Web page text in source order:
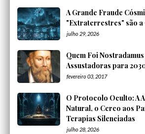
A Grande Fraude
"Extraterrestres" são a
julho 29, 2026
Quem Foi
Assustadoras para
fevereiro 03, 2017
O Protocolo Oculto: A
Natural, o Cerco aos
Terapias Silenciadas
julho 28, 2026